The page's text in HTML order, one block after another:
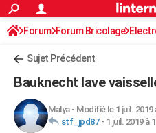
ACTUALITÉS
Politique
Société
Faits Divers
Education
Monde
Villes
+
FINANCE
Retraite
Impôts
Epargne
Immobilier
Risques naturels par ville
Banque
Assurance
Crédit
AUTO
Forum Forum Bricolage
Sujet Précédent
Bauknecht lave
Malya- Modifié le 1 juil. 2019
stf_jpd87- 1 juil. 2019 à